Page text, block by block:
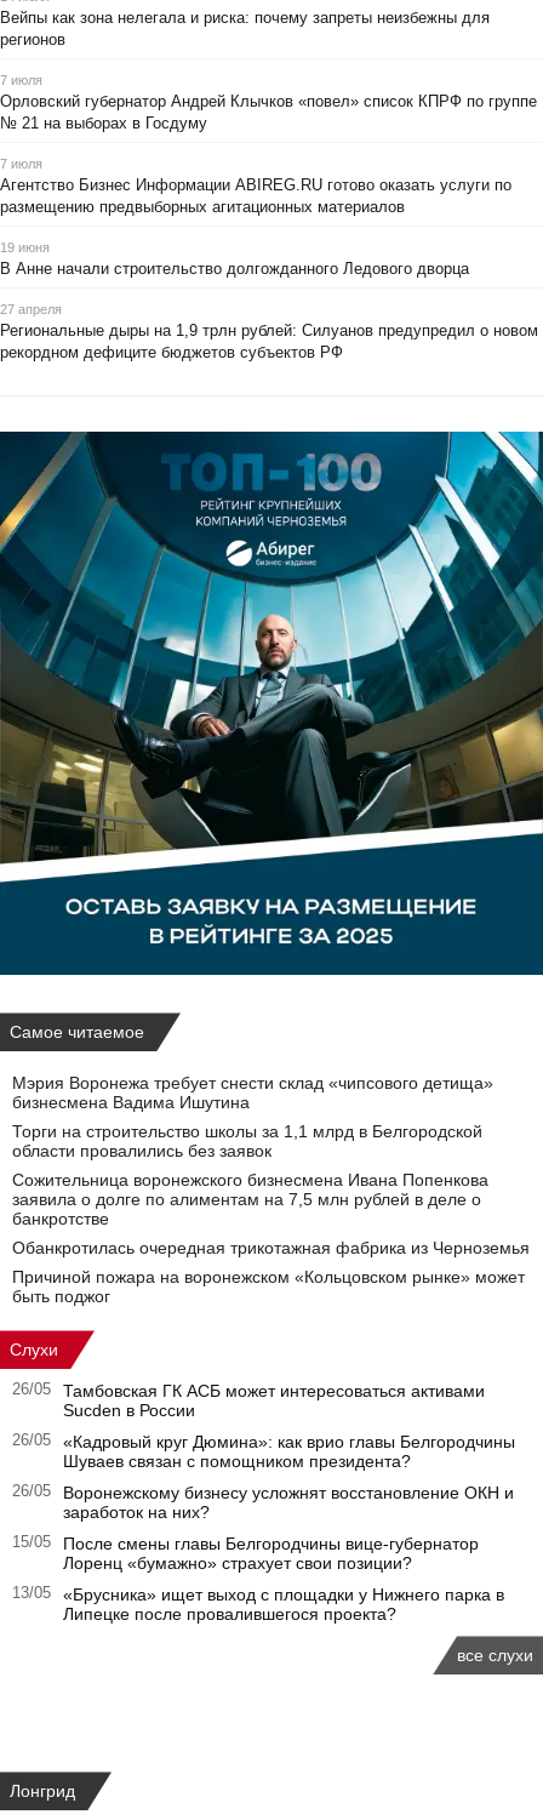
Вейпы как зона нелегала и риска: почему запреты неизбежны для
регионов
7 июля
Орловский губернатор Андрей Клычков «повел» список КПРФ по группе
№ 21 на выборах в Госдуму
7 июля
Агентство Бизнес Информации ABIREG.RU готово оказать услуги по
размещению предвыборных агитационных материалов
19 июня
В Анне начали строительство долгожданного Ледового дворца
27 апреля
Региональные дыры на 1,9 трлн рублей: Силуанов предупредил о новом
рекордном дефиците бюджетов субъектов РФ
Самое читаемое
Мэрия Воронежа требует снести склад «чипсового детища»
бизнесмена Вадима Ишутина
Торги на строительство школы за 1,1 млрд в Белгородской
области провалились без заявок
Сожительница воронежского бизнесмена Ивана Попенкова
заявила о долге по алиментам на 7,5 млн рублей в деле о
банкротстве
Обанкротилась очередная трикотажная фабрика из Черноземья
Причиной пожара на воронежском «Кольцовском рынке» может
быть поджог
Слухи
26/05
Тамбовская ГК АСБ может интересоваться активами
Sucden в России
26/05
«Кадровый круг Дюмина»: как врио главы Белгородчины
Шуваев связан с помощником президента?
26/05
Воронежскому бизнесу усложнят восстановление ОКН и
заработок на них?
15/05
После смены главы Белгородчины вице-губернатор
Лоренц «бумажно» страхует свои позиции?
13/05
«Брусника» ищет выход с площадки у Нижнего парка в
Липецке после провалившегося проекта?
все слухи
Лонгрид